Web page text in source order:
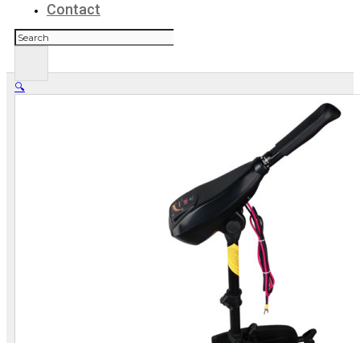
Contact
Rechercher
🔍